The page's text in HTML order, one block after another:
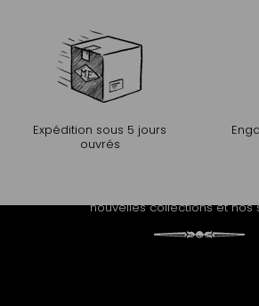
Expédition sous 5 jours
ouvrés
nouvelles collections et nos